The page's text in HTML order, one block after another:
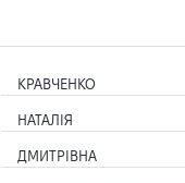
КРАВЧЕНКО
НАТАЛІЯ
ДМИТРІВНА